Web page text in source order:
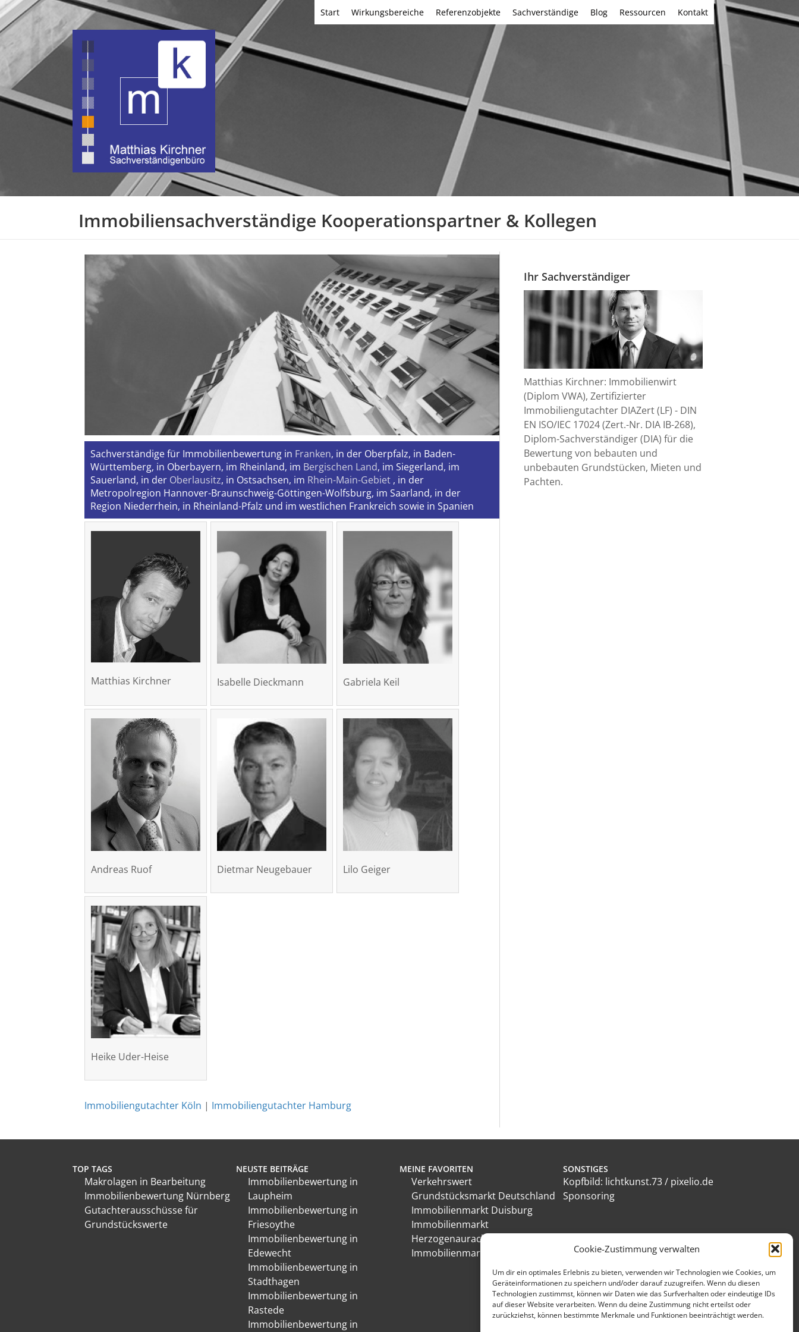
Cookie-Zustimmung verwalten
Um dir ein optimales Erlebnis zu bieten, verwenden wir Technologien wie Cookies, um
Geräteinformationen zu speichern und/oder darauf zuzugreifen. Wenn du diesen
Technologien zustimmst, können wir Daten wie das Surfverhalten oder eindeutige IDs
auf dieser Website verarbeiten. Wenn du deine Zustimmung nicht erteilst oder
zurückziehst, können bestimmte Merkmale und Funktionen beeinträchtigt werden.
Start Wirkungsbereiche Referenzobjekte Sachverständige Blog Ressourcen Kontakt
Immobiliensachverständige Kooperationspartner & Kollegen
Sachverständige für Immobilienbewertung in Franken, in der Oberpfalz, in Baden-
Württemberg, in Oberbayern, im Rheinland, im Bergischen Land, im Siegerland, im
Sauerland, in der Oberlausitz, in Ostsachsen, im Rhein-Main-Gebiet , in der
Metropolregion Hannover-Braunschweig-Göttingen-Wolfsburg, im Saarland, in der
Region Niederrhein, in Rheinland-Pfalz und im westlichen Frankreich sowie in Spanien
Matthias Kirchner Isabelle Dieckmann Gabriela Keil
Andreas Ruof Dietmar Neugebauer Lilo Geiger
Heike Uder-Heise
Immobiliengutachter Köln | Immobiliengutachter Hamburg
Ihr Sachverständiger
Matthias Kirchner: Immobilienwirt
(Diplom VWA), Zertifizierter
Immobiliengutachter DIAZert (LF) - DIN
EN ISO/IEC 17024 (Zert.-Nr. DIA IB-268),
Diplom-Sachverständiger (DIA) für die
Bewertung von bebauten und
unbebauten Grundstücken, Mieten und
Pachten.
TOP TAGS
Makrolagen in Bearbeitung
Immobilienbewertung Nürnberg
Gutachterausschüsse für
Grundstückswerte
NEUSTE BEITRÄGE
Immobilienbewertung in
Laupheim
Immobilienbewertung in
Friesoythe
Immobilienbewertung in
Edewecht
Immobilienbewertung in
Stadthagen
Immobilienbewertung in
Rastede
Immobilienbewertung in
MEINE FAVORITEN
Verkehrswert
Grundstücksmarkt Deutschland
Immobilienmarkt Duisburg
Immobilienmarkt
Herzogenaurach
Immobilienmarkt Hückeswagen
SONSTIGES
Kopfbild: lichtkunst.73 / pixelio.de
Sponsoring